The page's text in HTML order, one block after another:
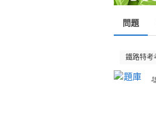
問題
鐵路特考